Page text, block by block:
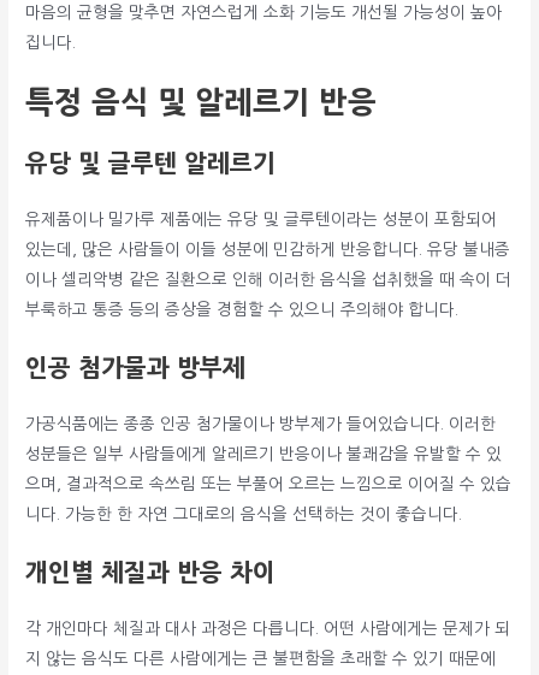
마음의 균형을 맞추면 자연스럽게 소화 기능도 개선될 가능성이 높아
집니다.
특정 음식 및 알레르기 반응
유당 및 글루텐 알레르기
유제품이나 밀가루 제품에는 유당 및 글루텐이라는 성분이 포함되어
있는데, 많은 사람들이 이들 성분에 민감하게 반응합니다. 유당 불내증
이나 셀리악병 같은 질환으로 인해 이러한 음식을 섭취했을 때 속이 더
부룩하고 통증 등의 증상을 경험할 수 있으니 주의해야 합니다.
인공 첨가물과 방부제
가공식품에는 종종 인공 첨가물이나 방부제가 들어있습니다. 이러한
성분들은 일부 사람들에게 알레르기 반응이나 불쾌감을 유발할 수 있
으며, 결과적으로 속쓰림 또는 부풀어 오르는 느낌으로 이어질 수 있습
니다. 가능한 한 자연 그대로의 음식을 선택하는 것이 좋습니다.
개인별 체질과 반응 차이
각 개인마다 체질과 대사 과정은 다릅니다. 어떤 사람에게는 문제가 되
지 않는 음식도 다른 사람에게는 큰 불편함을 초래할 수 있기 때문에